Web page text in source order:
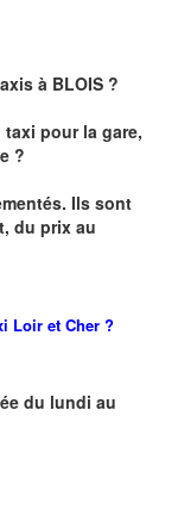
à BLOIS ?
pour la gare,
?
Ils sont
du prix au
Loir et Cher ?
du lundi au